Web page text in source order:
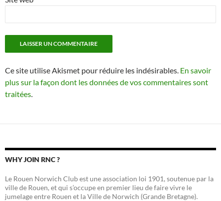
Ce site utilise Akismet pour réduire les indésirables. En savoir
plus sur la façon dont les données de vos commentaires sont
traitées.
WHY JOIN RNC ?
Le Rouen Norwich Club est une association loi 1901, soutenue par la
ville de Rouen, et qui s’occupe en premier lieu de faire vivre le
jumelage entre Rouen et la Ville de Norwich (Grande Bretagne).